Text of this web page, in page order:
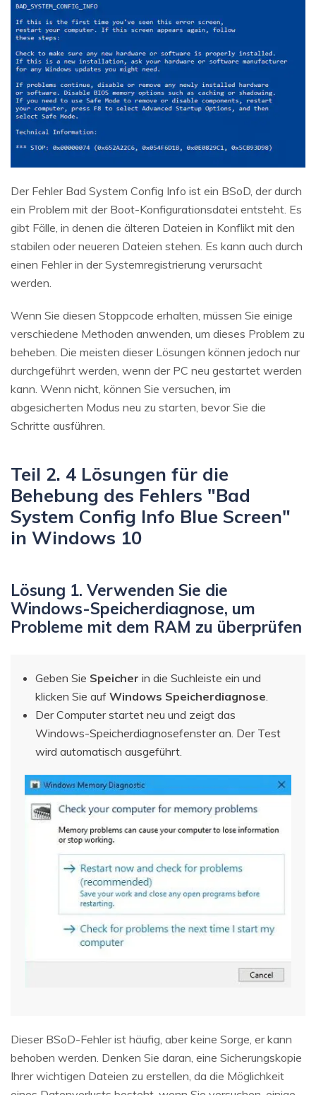
Der Fehler Bad System Config Info ist ein BSoD, der durch
ein Problem mit der Boot-Konfigurationsdatei entsteht. Es
gibt Fälle, in denen die älteren Dateien in Konflikt mit den
stabilen oder neueren Dateien stehen. Es kann auch durch
einen Fehler in der Systemregistrierung verursacht
werden.
Wenn Sie diesen Stoppcode erhalten, müssen Sie einige
verschiedene Methoden anwenden, um dieses Problem zu
beheben. Die meisten dieser Lösungen können jedoch nur
durchgeführt werden, wenn der PC neu gestartet werden
kann. Wenn nicht, können Sie versuchen, im
abgesicherten Modus neu zu starten, bevor Sie die
Schritte ausführen.
Teil 2. 4 Lösungen für die
Behebung des Fehlers "Bad
System Config Info Blue Screen"
in Windows 10
Lösung 1. Verwenden Sie die
Windows-Speicherdiagnose, um
Probleme mit dem RAM zu überprüfen
Geben Sie Speicher in die Suchleiste ein und
klicken Sie auf Windows Speicherdiagnose
Der Computer startet neu und zeigt das
Windows-Speicherdiagnosefenster an. Der Test
wird automatisch ausgeführt.
Dieser BSoD-Fehler ist häufig, aber keine Sorge, er kann
behoben werden. Denken Sie daran, eine Sicherungskopie
Ihrer wichtigen Dateien zu erstellen, da die Möglichkeit